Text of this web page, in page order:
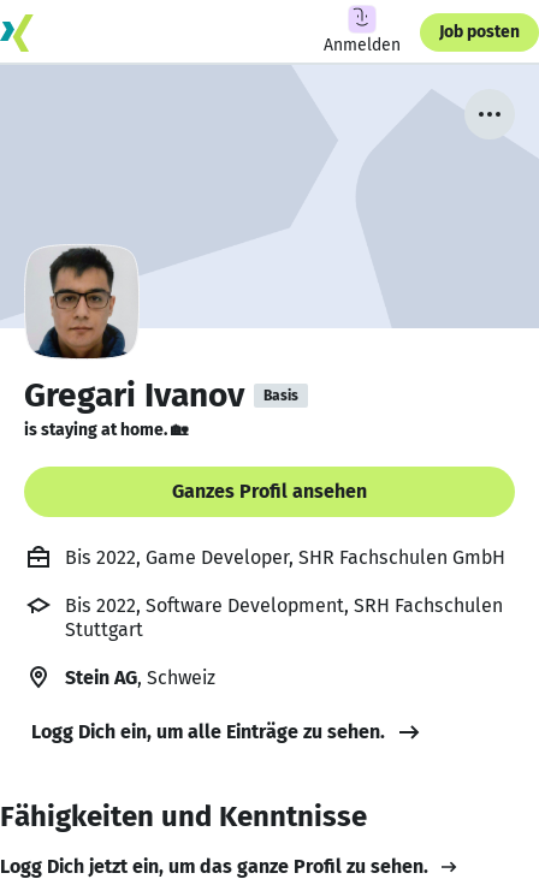
Anmelden
Job posten
Gregari Ivanov Basis
is staying at home. 🏡
Ganzes Profil ansehen
Bis 2022, Game Developer, SHR Fachschulen GmbH
Bis 2022, Software Development, SRH Fachschulen
Stuttgart
Stein AG, Schweiz
Logg Dich ein, um alle Einträge zu sehen.
Fähigkeiten und Kenntnisse
Logg Dich jetzt ein, um das ganze Profil zu sehen.